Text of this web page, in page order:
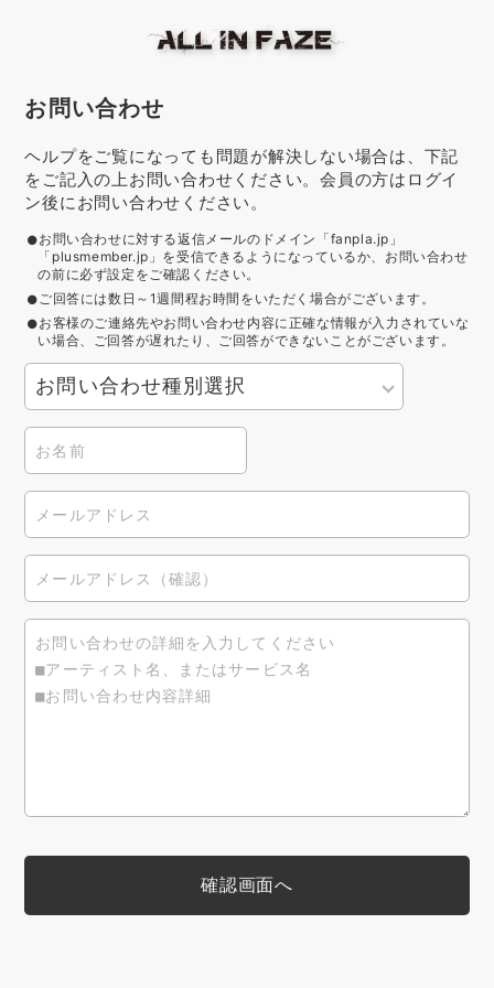
お問い合わせ
ヘルプをご覧になっても問題が解決しない場合は、下記
をご記入の上お問い合わせください。会員の方はログイ
ン後にお問い合わせください。
お問い合わせに対する返信メールのドメイン「fanpla.jp」
「plusmember.jp」を受信できるようになっているか、お問い合わせ
の前に必ず設定をご確認ください。
ご回答には数日～1週間程お時間をいただく場合がございます。
お客様のご連絡先やお問い合わせ内容に正確な情報が入力されていな
い場合、ご回答が遅れたり、ご回答ができないことがございます。